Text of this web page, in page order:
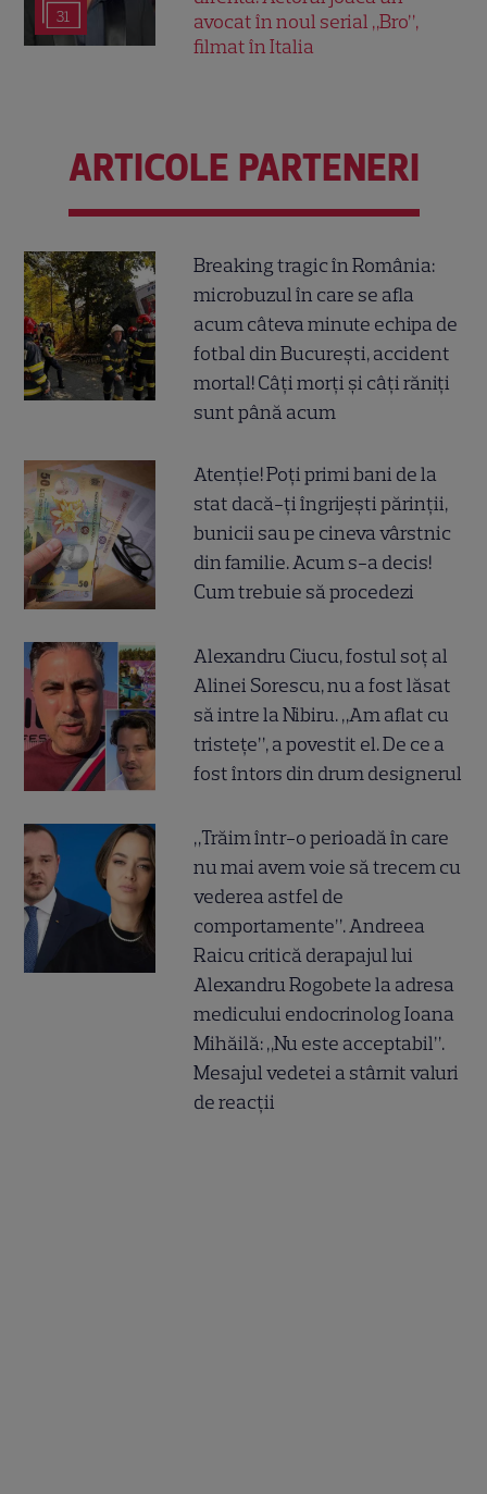
31
avocat în noul serial „Bro”,
filmat în Italia
ARTICOLE PARTENERI
Breaking tragic în România:
microbuzul în care se afla
acum câteva minute echipa de
fotbal din București, accident
mortal! Câți morți și câți răniți
sunt până acum
Atenție! Poți primi bani de la
stat dacă-ți îngrijești părinții,
bunicii sau pe cineva vârstnic
din familie. Acum s-a decis!
Cum trebuie să procedezi
Alexandru Ciucu, fostul soț al
Alinei Sorescu, nu a fost lăsat
să intre la Nibiru. „Am aflat cu
tristețe”, a povestit el. De ce a
fost întors din drum designerul
„Trăim într-o perioadă în care
nu mai avem voie să trecem cu
vederea astfel de
comportamente”. Andreea
Raicu critică derapajul lui
Alexandru Rogobete la adresa
medicului endocrinolog Ioana
Mihăilă: „Nu este acceptabil”.
Mesajul vedetei a stârnit valuri
de reacții